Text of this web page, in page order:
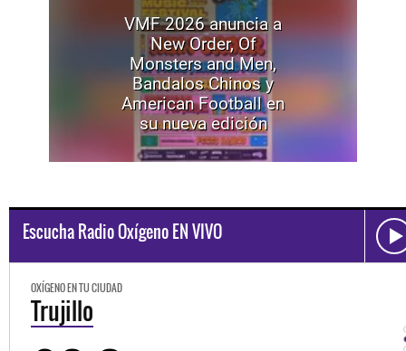
VMF 2026 anuncia a
New Order, Of
Monsters and Men,
Bandalos Chinos y
American Football en
su nueva edición
Escucha Radio Oxígeno EN VIVO
OXÍGENO EN TU CIUDAD
Trujillo